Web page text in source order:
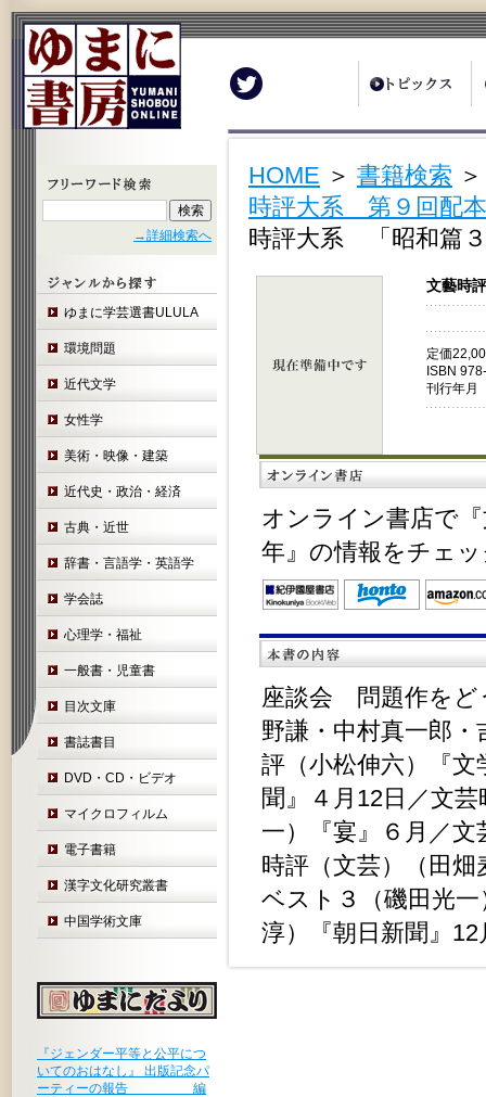
→詳細検索へ
ゆまに学芸選書ULULA
環境問題
近代文学
女性学
美術・映像・建築
近代史・政治・経済
古典・近世
辞書・言語学・英語学
学会誌
心理学・福祉
一般書・児童書
目次文庫
書誌書目
DVD・CD・ビデオ
マイクロフィルム
電子書籍
漢字文化研究叢書
中国学術文庫
『ジェンダー平等と公平につ
いてのおはなし』 出版記念パ
ーティーの報告 編
HOME ＞ 書籍検索
時評大系 第９回配
時評大系 「昭和篇
文藝時
定価
ISBN
刊行年
オンライン書店で
年』の情報をチェ
座談会 問題作をど
野謙・中村真一郎
評（小松伸六）『文
聞』４月12日／文
一）『宴』６月／
時評（文芸）（田
ベスト３（磯田光
淳）『朝日新聞』